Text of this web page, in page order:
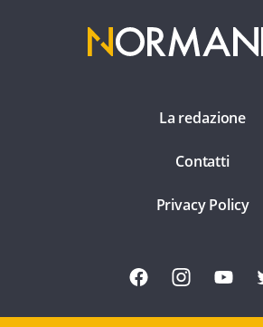
La redazione
Contatti
Privacy Policy